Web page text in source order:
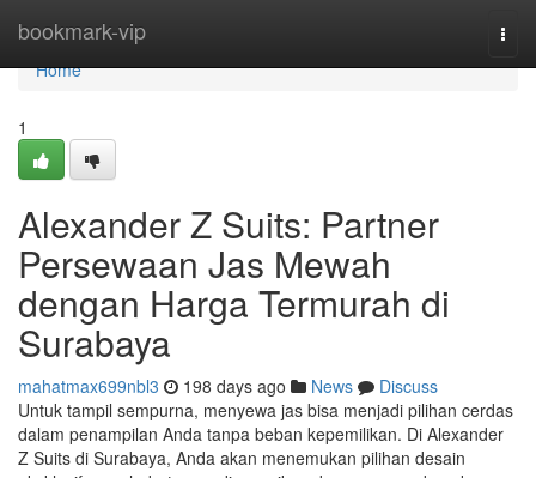
bookmark-vip
Home
Home
1
Alexander Z Suits: Partner
Persewaan Jas Mewah
dengan Harga Termurah di
Surabaya
mahatmax699nbl3 198 days ago News
Discuss
Untuk tampil sempurna, menyewa jas bisa menjadi pilihan cerdas
dalam penampilan Anda tanpa beban kepemilikan. Di Alexander
Z Suits di Surabaya, Anda akan menemukan pilihan desain